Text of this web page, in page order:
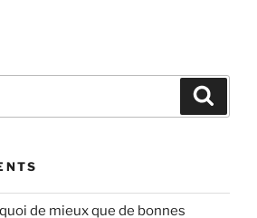
de mieux que de bonnes